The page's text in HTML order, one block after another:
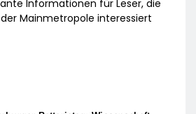
Informationen für Leser, die
Mainmetropole interessiert